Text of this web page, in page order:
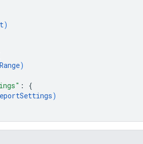
)
)
: {
)